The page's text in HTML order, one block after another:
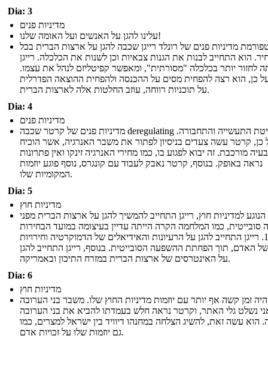
Dia: 3
מדיניות פנים
עלינו להגן על האנשים ועל האומה שלנו!
מדיניות פנים של רונלד רייגן שכבה להגן על ארצות הברית בכל
הוא התחייב לבנות את הגנות צבאיות וכן לשנות את הכלכלה. רייגן
לחזור יותר בכלכלה "מסורתית", ומאפשר קפיטליזם לנהל את עצמו.
כן, הוא רצה להפחית מסים על ההכנסה ולהפחית ההוצאה הפדרלית
על תוכניות רווחה, עוזב החלטות אלה לארצות הברית.
Dia: 4
מדיניות פנים
מדיניות פנים של קרטר שכבה deregulating שליטת התעשייה והתחבורה.
כן, קרטר עשה צעדים בניסיון לפתור את משבר האנרגיה, אשר הוכיח
מורכבת. זה יבוא לפגוע בו, כמו מחירי האנרגיה זינקו ואין פתרונות
נראה באופק. בנוסף, קרטר נאבק לעבוד עם קונגרס, נוסף פוגע יוזמות
המקומיות שלו.
Dia: 5
מדיניות חוץ
למדיניות חוץ, רייגן התחייב להמשיך להגן על ארצות הברית מפני
סובייטית, כמו המלחמה הקרה הייתה עדיין בעיצומה במועד הבחירות
1980. רייגן התחייב להגן על הרעיונות והאידיאלים של הדמוקרטיה וחירויות
האדם, תוך הפחתת ההשפעה הסובייטית. בנוסף, רייגן התחייב להגן
על האינטרסים של ארצות הברית במזרח התיכון ובאמריקה.
Dia: 6
מדיניות חוץ
זמן קשה אף יותר עם יוזמות מדיניות החוץ שלו. משבר בני הערובה
נשלט גלי האתר, וקרטר נראה חלש בעמדתו להביא את בני הערובה
הוא עשה זאת, להשיג הצלחה במחנהו דיוויד בין ישראל למצרים, כמו
גם יוזמות שלו על זכויות אדם.